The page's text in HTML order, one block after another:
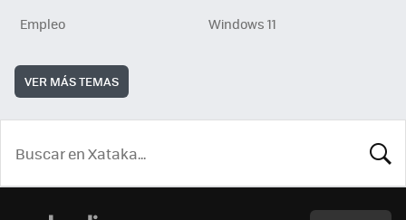
Empleo
Windows 11
VER MÁS TEMAS